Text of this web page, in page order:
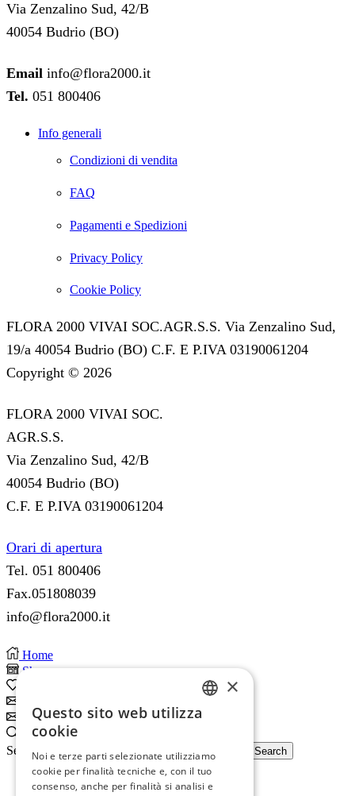
Via Zenzalino Sud, 42/B
40054 Budrio (BO)
Email info@flora2000.it
Tel. 051 800406
Info generali
Condizioni di vendita
FAQ
Pagamenti e Spedizioni
Privacy Policy
Cookie Policy
FLORA 2000 VIVAI SOC.AGR.S.S. Via Zenzalino Sud,
19/a 40054 Budrio (BO) C.F. E P.IVA 03190061204
Copyright © 2026
FLORA 2000 VIVAI SOC.
AGR.S.S.
Via Zenzalino Sud, 42/B
40054 Budrio (BO)
C.F. E P.IVA 03190061204
Orari di apertura
Tel. 051 800406
Fax.051808039
info@flora2000.it
Home
Shop
Subscribe
Search
Search input
Search
×
Questo sito web utilizza
cookie
Noi e terze parti selezionate utilizziamo
cookie per finalità tecniche e, con il tuo
consenso, anche per finalità si analisi e